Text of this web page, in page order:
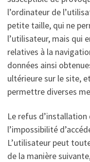
l’ordinateur de
petite taille, qui ne
l’utilisateur, mais qui
relatives à la
données ainsi
ultérieure sur le site,
permettre diverses
Le refus
l’impossibilité
L’utilisateur peut
de la manière